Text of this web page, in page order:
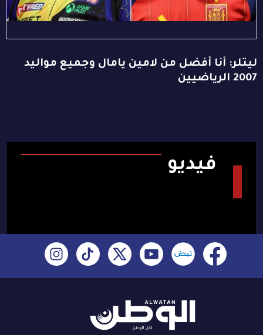
ليتلر: أنا أفضل من لامين يامال وجميع مواليد
2007 الرياضيين
فيديو